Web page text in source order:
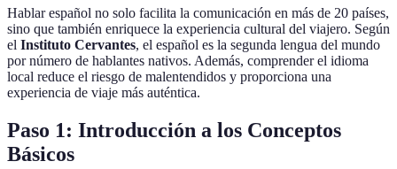
Hablar español no solo facilita la comunicación en más de 20 países,
sino que también enriquece la experiencia cultural del viajero. Según
el Instituto Cervantes, el español es la segunda lengua del mundo
por número de hablantes nativos. Además, comprender el idioma
local reduce el riesgo de malentendidos y proporciona una
experiencia de viaje más auténtica.
Paso 1: Introducción a los Conceptos
Básicos